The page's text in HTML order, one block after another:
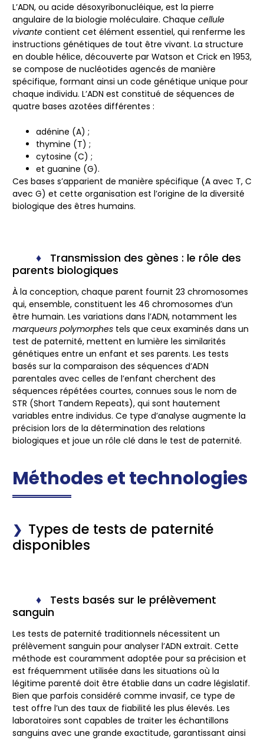
L’ADN, ou acide désoxyribonucléique, est la pierre
angulaire de la biologie moléculaire. Chaque cellule
vivante contient cet élément essentiel, qui renferme les
instructions génétiques de tout être vivant. La structure
en double hélice, découverte par Watson et Crick en 1953,
se compose de nucléotides agencés de manière
spécifique, formant ainsi un code génétique unique pour
chaque individu. L’ADN est constitué de séquences de
quatre bases azotées différentes :
adénine (A) ;
thymine (T) ;
cytosine (C) ;
et guanine (G).
Ces bases s’apparient de manière spécifique (A avec T, C
avec G) et cette organisation est l’origine de la diversité
biologique des êtres humains.
Transmission des gènes : le rôle des
parents biologiques
À la conception, chaque parent fournit 23 chromosomes
qui, ensemble, constituent les 46 chromosomes d’un
être humain. Les variations dans l’ADN, notamment les
marqueurs polymorphes tels que ceux examinés dans un
test de paternité, mettent en lumière les similarités
génétiques entre un enfant et ses parents. Les tests
basés sur la comparaison des séquences d’ADN
parentales avec celles de l’enfant cherchent des
séquences répétées courtes, connues sous le nom de
STR (Short Tandem Repeats), qui sont hautement
variables entre individus. Ce type d’analyse augmente la
précision lors de la détermination des relations
biologiques et joue un rôle clé dans le test de paternité.
Méthodes et technologies
Types de tests de paternité
disponibles
Tests basés sur le prélèvement
sanguin
Les tests de paternité traditionnels nécessitent un
prélèvement sanguin pour analyser l’ADN extrait. Cette
méthode est couramment adoptée pour sa précision et
est fréquemment utilisée dans les situations où la
légitime parenté doit être établie dans un cadre législatif.
Bien que parfois considéré comme invasif, ce type de
test offre l’un des taux de fiabilité les plus élevés. Les
laboratoires sont capables de traiter les échantillons
sanguins avec une grande exactitude, garantissant ainsi